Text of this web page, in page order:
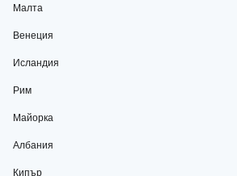
Малта
Венеция
Исландия
Рим
Майорка
Албания
Кипър